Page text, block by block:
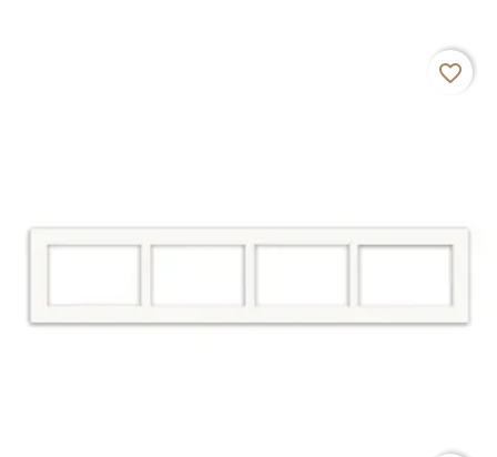
favorite_border